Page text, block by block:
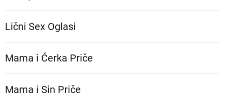
Lični Sex Oglasi
Mama i Ćerka Priče
Mama i Sin Priče